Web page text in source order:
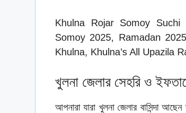
Khulna Rojar Somoy
Somoy 2025, Ramadan
Khulna, Khulna’s All Upazila
খুলনা জেলার সেহরি ও
আপনারা যারা খুলনা জেলার বাসিন্দা